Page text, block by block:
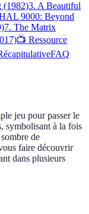
(1982)3. A Beautiful
9000: Beyond
7. The Matrix
📺 Ressource
FAQ
jeu pour passer le
symbolisant à la fois
de
faire découvrir
dans plusieurs